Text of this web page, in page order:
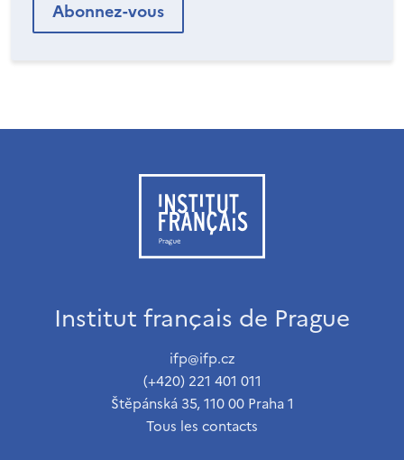
Institut français de Prague
ifp@ifp.cz
(+420) 221 401 011
Štěpánská 35, 110 00 Praha 1
Tous les contacts